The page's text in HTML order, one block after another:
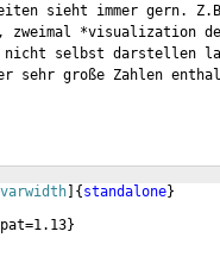
sieht immer gern.
zweimal *visualization
selbst darstellen
sehr große Zahlen
] {standalone}
}